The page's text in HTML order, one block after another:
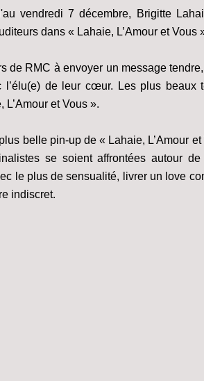
vendredi 7 décembre, Brigitte
dans « Lahaie, L’Amour et Vous
de RMC à envoyer un message
l’élu(e) de leur cœur. Les plus beaux
et Vous ».
belle pin-up de « Lahaie, L’Amour et
se soient affrontées autour
le plus de sensualité, livrer un love
indiscret.